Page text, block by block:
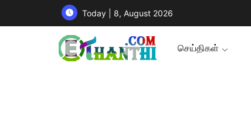
Today | 8, August 2026
செய்திகள்